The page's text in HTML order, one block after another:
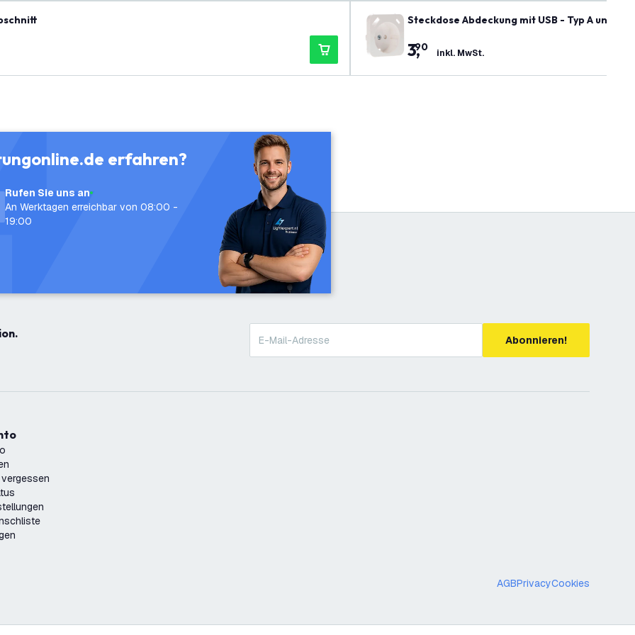
Steckdose Abdeckung mit USB - Typ A und C -
3,
90 inkl. MwSt.
erfahren?
Rufen Sie uns an
An Werktagen erreichbar von 08:00 -
19:00
Abonnieren!
AGBPrivacyCookies